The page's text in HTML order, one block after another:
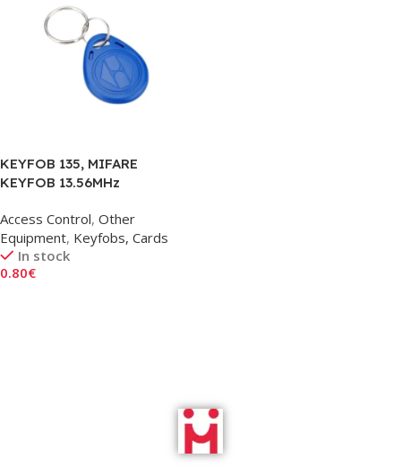
KEYFOB 135, MIFARE
KEYFOB 13.56MHz
Access Control, Other
Equipment, Keyfobs, Cards
In stock
0.80€